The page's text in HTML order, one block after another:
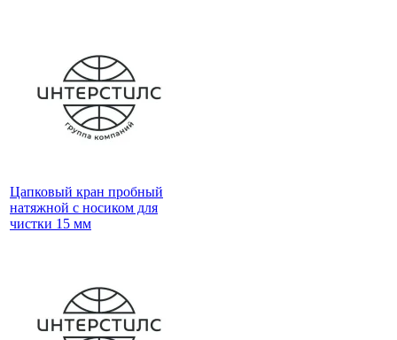
Цапковый кран пробный
натяжной с носиком для
чистки 15 мм